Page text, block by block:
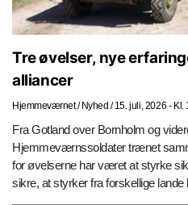
Tre øvelser, nye
alliancer
Hjemmeværnet / Nyhed / 15. juli, 2026 - Kl.
Fra Gotland over Bornholm og
Hjemmeværnssoldater trænet
for øvelserne har været at styrke
sikre, at styrker fra forskellige